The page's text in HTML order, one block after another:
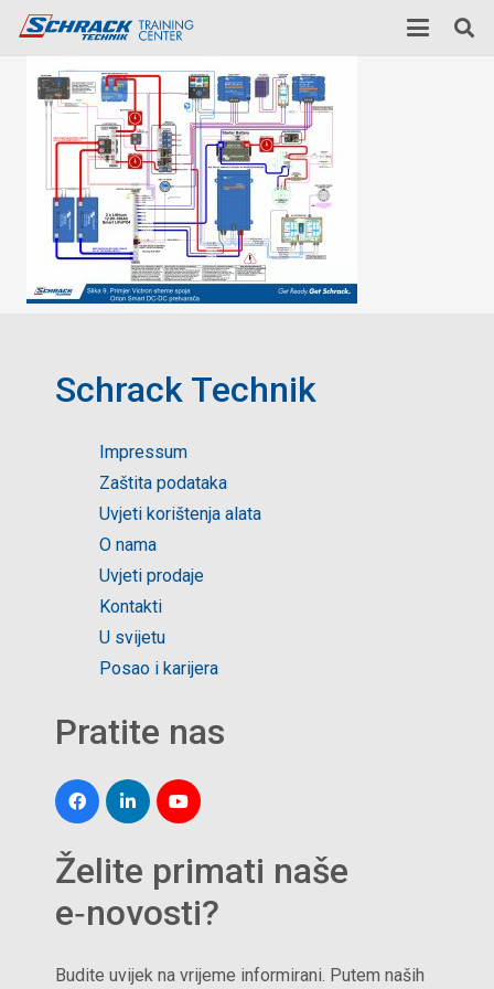
Schrack Technik
Impressum
Zaštita podataka
Uvjeti korištenja alata
O nama
Uvjeti prodaje
Kontakti
U svijetu
Posao i karijera
Pratite nas
Želite primati naše
e‑novosti?
Budite uvijek na vrijeme informirani. Putem naših